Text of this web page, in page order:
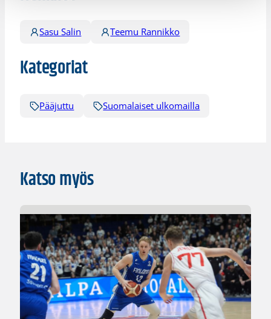
Sasu Salin Teemu Rannikko
Kategoriat
Pääjuttu Suomalaiset ulkomailla
Katso myös